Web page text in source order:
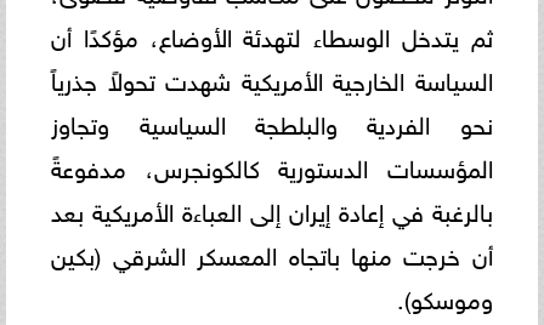
ثم يتدخل الوسطاء لتهدئة الأوضاع، مؤكدًا أن
السياسة الخارجية الأمريكية شهدت تحولاً جذرياً
نحو الفردية والبلطجة السياسية وتجاوز
المؤسسات الدستورية كالكونجرس، مدفوعةً
بالرغبة في إعادة إيران إلى العباءة الأمريكية بعد
أن خرجت منها باتجاه المعسكر الشرقي (بكين
وموسكو).